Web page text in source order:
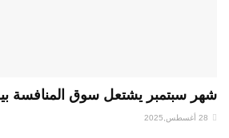
شهر سبتمبر يشتعل سوق المنافسة